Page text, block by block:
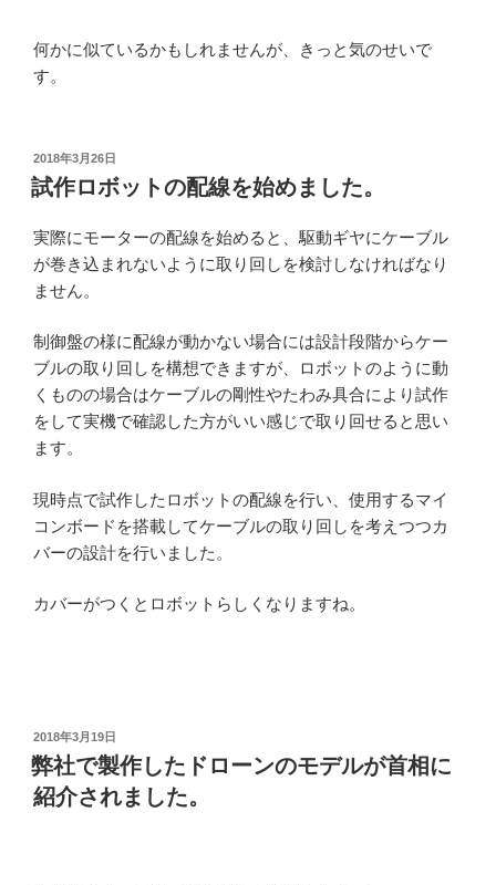
何かに似ているかもしれませんが、きっと気のせいで
す。
投
稿
日:
2018年3月26日
試作ロボットの配線を始めました。
実際にモーターの配線を始めると、駆動ギヤにケーブル
が巻き込まれないように取り回しを検討しなければなり
ません。
制御盤の様に配線が動かない場合には設計段階からケー
ブルの取り回しを構想できますが、ロボットのように動
くものの場合はケーブルの剛性やたわみ具合により試作
をして実機で確認した方がいい感じで取り回せると思い
ます。
現時点で試作したロボットの配線を行い、使用するマイ
コンボードを搭載してケーブルの取り回しを考えつつカ
バーの設計を行いました。
カバーがつくとロボットらしくなりますね。
投
稿
日:
2018年3月19日
弊社で製作したドローンのモデルが首相に
紹介されました。